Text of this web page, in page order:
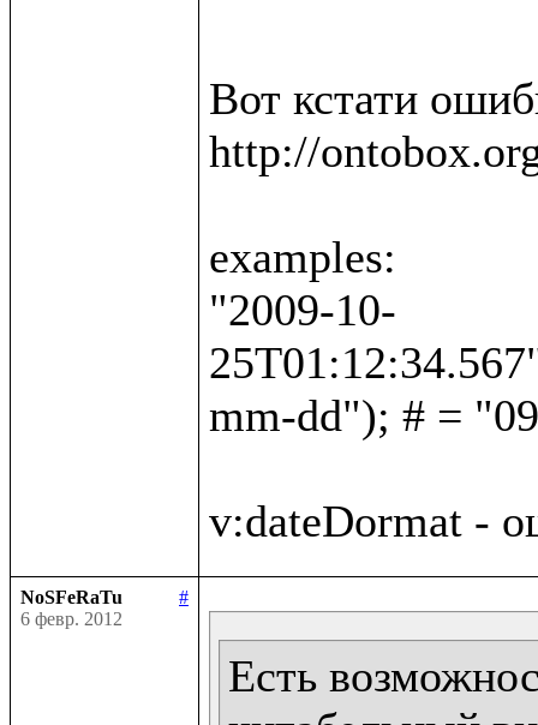
Вот кстати
http://
examples:
"2009-10-
mm-dd"); # =
NoSFeRaTu
#
6 февр. 2012
Есть